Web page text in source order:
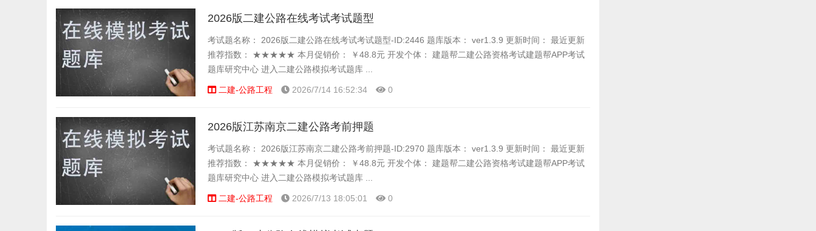
2026版二建公路在线考试考试题型
考试题名称： 2026版二建公路在线考试考试题型-ID:2446 题库版本： ver1.3.9 更新时间： 最近更新
推荐指数： ★★★★★ 本月促销价： ￥48.8元 开发个体： 建题帮二建公路资格考试建题帮APP考试
题库研究中心 进入二建公路模拟考试题库 ...
二建-公路工程 2026/7/14 16:52:34 0
2026版江苏南京二建公路考前押题
考试题名称： 2026版江苏南京二建公路考前押题-ID:2970 题库版本： ver1.3.9 更新时间： 最近更新
推荐指数： ★★★★★ 本月促销价： ￥48.8元 开发个体： 建题帮二建公路资格考试建题帮APP考试
题库研究中心 进入二建公路模拟考试题库 ...
二建-公路工程 2026/7/13 18:05:01 0